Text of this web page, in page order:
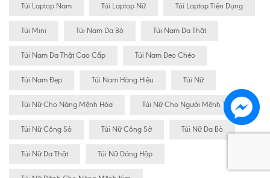
Túi Laptop Nam Túi Laptop Nữ Túi Laptop Tiện Dụng
Túi Mini Túi Nam Da Bò Túi Nam Da Thật
Túi Nam Da Thật Cao Cấp Túi Nam Đeo Chéo
Túi Nam Đẹp Túi Nam Hàng Hiệu Túi Nữ
Túi Nữ Cho Nàng Mệnh Hỏa Túi Nữ Cho Người Mệnh Thủy
Túi Nữ Công Sỏ Túi Nữ Công Sở Túi Nữ Da Bò
Túi Nữ Da Thật Túi Nữ Dáng Hộp